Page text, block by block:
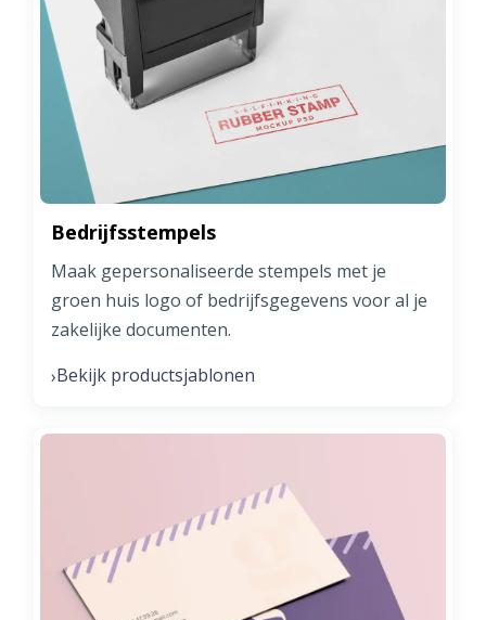
Bedrijfsstempels
Maak gepersonaliseerde stempels met je
groen huis logo of bedrijfsgegevens voor al je
zakelijke documenten.
›Bekijk productsjablonen